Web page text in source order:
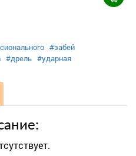
#забей
#дрель #ударная